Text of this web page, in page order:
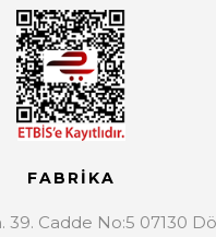
FABRİKA
39. Cadde No:5 07130